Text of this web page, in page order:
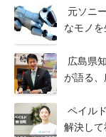
元ソニ
なモノ
広島県
が語る
ペイル
解決し